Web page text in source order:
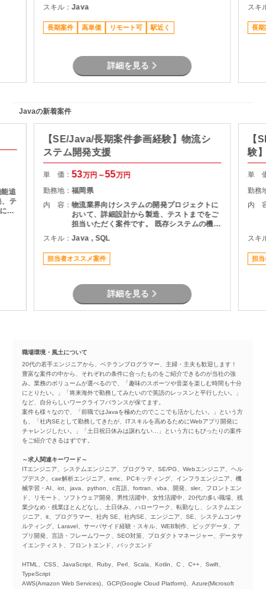
利用部門との要件整理・ヒアリング ・現行シ
ステムの仕様調査・影響分析 ・基本設計書の
作成 ・開発工数の算出および提案資料作成
・スケジュール管理・課題管理 ・関係者との
スキル：Java
長期案件 高単価 リモート可 駅近く
詳細を見る
スキ
長期
Javaの新着案件
追
、テ
し
【SE/Java/長期案件参画経験】物流シ
ステム開発支援
単 価：53万円～55万円
勤務地：福岡県
内 容：物流業界向けシステムの開発プロジェクトに
おいて、詳細設計から製造、テストまでをご
担当いただく案件です。 既存システムの機能
追加や改修を中心に対応いただき、長期的に
プロジェクトへ参画できる環境となっていま
す。 物流システムの経験がなくても、Java
による業務系開発経験を活かして参画可能で
スキル：Java , SQL
担当者オススメ案件
詳細を見る
【
験
援
単
勤務
内
スキ
担当
職場環境・風土について
20代の若手エンジニアから、ベテランプログラマー、主婦・主夫も歓迎します！
豊富な案件の中から、それぞれの条件に合ったものをご紹介できるのが当社の強
み。業務のボリュームが選べるので、「趣味のスポーツや音楽を楽しむ時間も十分
にとりたい。」「将来海外で勤務してみたいので英語のレッスンと平行したい。」
など、自分らしいワークライフバランスが保てます。
案件も様々なので、「前職ではJavaを極めたのでここでも活かしたい。」という方
も、「社内SEとして勤務してきたが、ITスキルを高めるためにWebアプリ開発に
チャレンジしたい。」「土日祝日休みは譲れない…」という方にもぴったりの案件
をご紹介できるはずです。
～求人関連キーワード～
ITエンジニア、システムエンジニア、プログラマ、SE/PG、Webエンジニア、ヘル
プデスク、cae解析エンジニア、emc、PCキッティング、インフラエンジニア、機
械学習・AI、iot、java、python、c言語、fortran、vba、開発、sler、フロントエン
ド、リモート、ソフトウェア開発、男性活躍中、女性活躍中、20代の多い職場、残
業少なめ・残業ほとんどなし、土日休み、ハローワーク、転勤なし、システムエン
ジニア、it、プログラマー、社内 SE、社内SE、エンジニア、SE、システムコンサ
ルティング、Laravel、サーバサイド経験・スキル、WEB制作、ビッグデータ、ア
プリ開発、言語・フレームワーク、SEO対策、プロダクトマネージャー、データサ
イエンティスト、フロントエンド、バックエンド
HTML、CSS、JavaScript、Ruby、Perl、Scala、Kotlin、C 、C++、Swift、
TypeScript
AWS(Amazon Web Services)、GCP(Google Cloud Platform)、Azure(Microsoft